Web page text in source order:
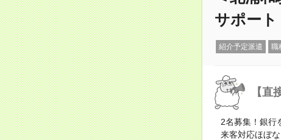
サポート
紹介予定派遣 職
【
2名募集！銀行
来客対応ほぼ